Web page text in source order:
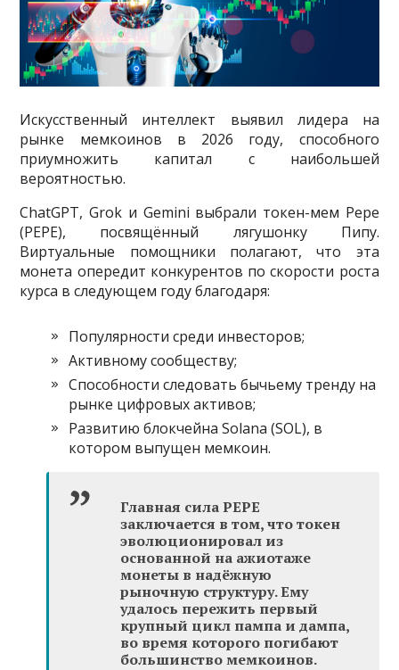
Искусственный интеллект выявил лидера на
рынке мемкоинов в 2026 году, способного
приумножить капитал с наибольшей
вероятностью.
ChatGPT, Grok и Gemini выбрали токен-мем Pepe
(PEPE), посвящённый лягушонку Пипу.
Виртуальные помощники полагают, что эта
монета опередит конкурентов по скорости роста
курса в следующем году благодаря:
Популярности среди инвесторов;
Активному сообществу;
Способности следовать бычьему тренду на
рынке цифровых активов;
Развитию блокчейна Solana (SOL), в
котором выпущен мемкоин.
Главная сила PEPE
заключается в том, что токен
эволюционировал из
основанной на ажиотаже
монеты в надёжную
рыночную структуру. Ему
удалось пережить первый
крупный цикл пампа и дампа,
во время которого погибают
большинство мемкоинов.